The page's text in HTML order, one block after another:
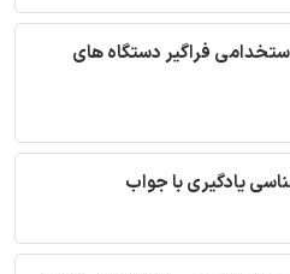
فراگیر دستگاه های
یادگیری با جواب